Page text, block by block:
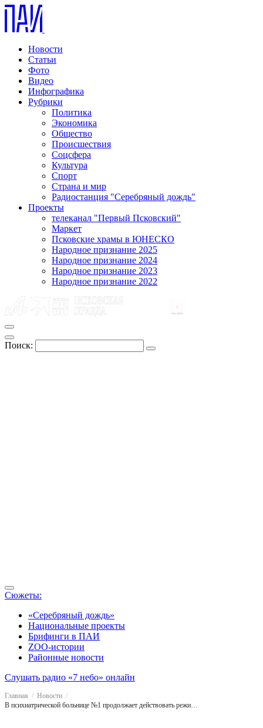
Новости
Статьи
Фото
Видео
Инфографика
Рубрики
Политика
Экономика
Общество
Происшествия
Соцсфера
Культура
Спорт
Страна и мир
Радиостанция "Серебряный дождь"
Проекты
телеканал "Первый Псковский"
Маркет
Псковские храмы в ЮНЕСКО
Народное признание 2025
Народное признание 2024
Народное признание 2023
Народное признание 2022
Поиск:
Сюжеты:
«Серебряный дождь»
Национальные проекты
Брифинги в ПАИ
ZOO-истории
Районные новости
Слушать радио «7 небо» онлайн
Главная
Новости
В психиатрической больнице №1 продолжает действовать режим ЧС